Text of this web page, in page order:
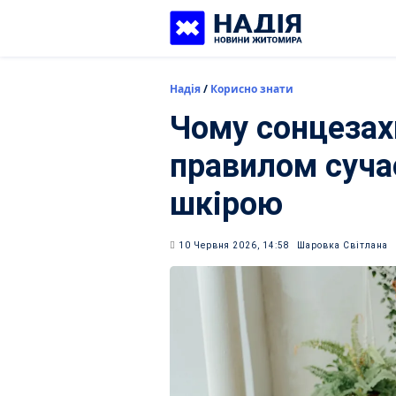
Надія/ Корисно знати
Чому
правилом
шкірою
10 Червня 2026, 14:58 Шаровка Світлана